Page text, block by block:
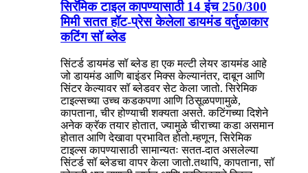
सिरॅमिक टाइल कापण्यासाठी 14 इंच 250/300
मिमी सतत हॉट-प्रेस केलेला डायमंड वर्तुळाकार
कटिंग सॉ ब्लेड
सिंटर्ड डायमंड सॉ ब्लेड हा एक मल्टी लेयर डायमंड आहे
जो डायमंड आणि बाइंडर मिक्स केल्यानंतर, दाबून आणि
सिंटर केल्यावर सॉ ब्लेडवर सेट केला जातो. सिरेमिक
टाइल्सच्या उच्च कडकपणा आणि ठिसूळपणामुळे,
कापताना, चीर होण्याची शक्यता असते. कटिंगच्या दिशेने
अनेक क्रॅक तयार होतात, ज्यामुळे चीराच्या कडा असमान
होतात आणि देखावा प्रभावित होतो.म्हणून, सिरेमिक
टाइल्स कापण्यासाठी सामान्यतः सतत-दात असलेल्या
सिंटर्ड सॉ ब्लेडचा वापर केला जातो.तथापि, कापताना, सॉ